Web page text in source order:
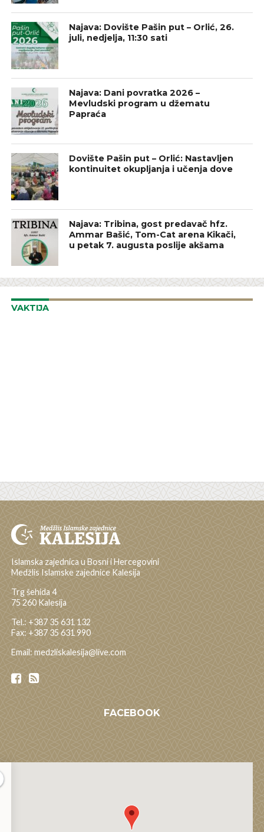
Najava: Dovište Pašin put – Orlić, 26.
juli, nedjelja, 11:30 sati
Najava: Dani povratka 2026 –
Mevludski program u džematu
Papraća
Dovište Pašin put – Orlić: Nastavljen
kontinuitet okupljanja i učenja dove
Najava: Tribina, gost predavač hfz.
Ammar Bašić, Tom-Cat arena Kikači,
u petak 7. augusta poslije akšama
VAKTIJA
Islamska zajednica u Bosni i Hercegovini
Medžlis Islamske zajednice Kalesija
Trg šehida 4
75 260 Kalesija
Tel.: +387 35 631 132
Fax: +387 35 631 990
Email: medzliskalesija@live.com
FACEBOOK